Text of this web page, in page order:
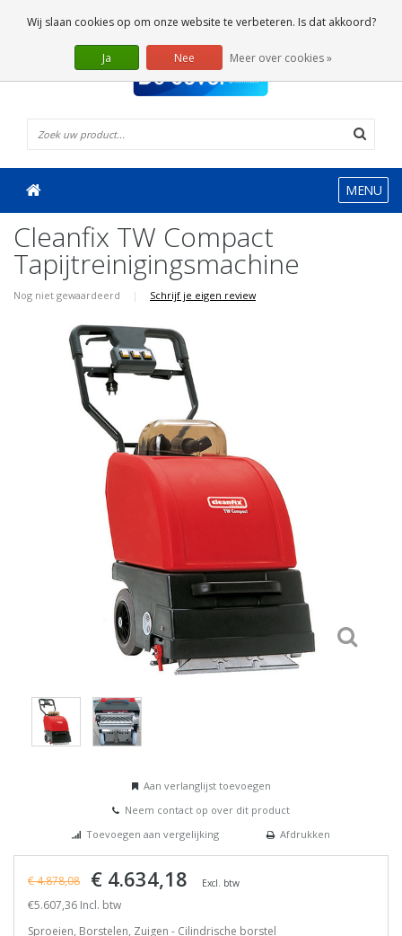
0 Artikelen
MENU
Cleanfix TW Compact
Tapijtreinigingsmachine
Nog niet gewaardeerd | Schrijf je eigen review
Aan verlanglijst toevoegen
Neem contact op over dit product
Toevoegen aan vergelijking
Afdrukken
€ 4.878,08 € 4.634,18 Excl. btw
€5.607,36 Incl. btw
Sproeien, Borstelen, Zuigen - Cilindrische borstel
Wij slaan cookies op om onze website te verbeteren. Is dat akkoord?
Ja Nee Meer over cookies »